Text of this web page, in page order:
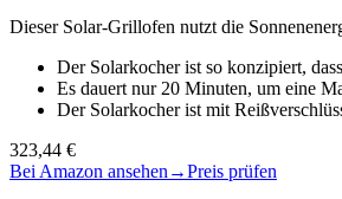
Dieser Solar-Grillofen nutzt die
Der Solarkocher ist so konzipiert,
Es dauert nur 20 Minuten, um eine
Der Solarkocher ist mit
323,44 €
Bei Amazon ansehen →Preis prüfen